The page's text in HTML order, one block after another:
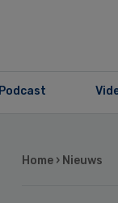
Podcast
Home › Nieuws